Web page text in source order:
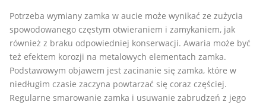
Potrzeba wymiany zamka w aucie może wynikać ze zużycia
spowodowanego częstym otwieraniem i zamykaniem, jak
również z braku odpowiedniej konserwacji. Awaria może być
też efektem korozji na metalowych elementach zamka.
Podstawowym objawem jest zacinanie się zamka, które w
niedługim czasie zaczyna powtarzać się coraz częściej.
Regularne smarowanie zamka i usuwanie zabrudzeń z jego